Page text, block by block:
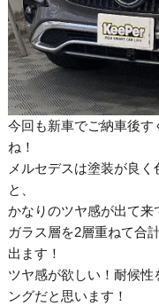
今回も新車でご納車後す
ね！
メルセデスは塗装が良
と、
かなりのツヤ感が出て来
ガラス層を2層重ねて合
出ます！
ツヤ感が欲しい！耐候
ングだと思います！